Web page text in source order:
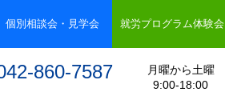
個別相談会・見学会 就労プログラム体験会
860-7587
月曜から土曜
9:00-18:00